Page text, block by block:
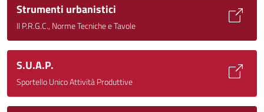
Strumenti urbanistici
Il P.R.G.C., Norme Tecniche e Tavole
S.U.A.P.
Sportello Unico Attività Produttive